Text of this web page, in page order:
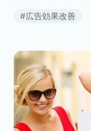
に、思わず押して
広告効果改善